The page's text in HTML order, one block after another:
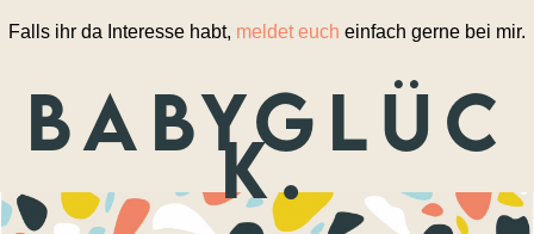
Falls ihr da Interesse habt, meldet euch einfach gerne bei mir.
Babyglüc
k.